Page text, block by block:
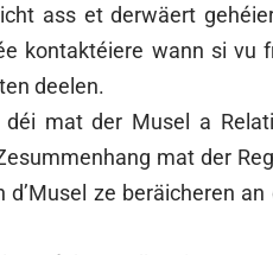
ass et derwäert
kontaktéiere wann si vu
deelen.
mat der Musel a
mat der
ze beräicheren